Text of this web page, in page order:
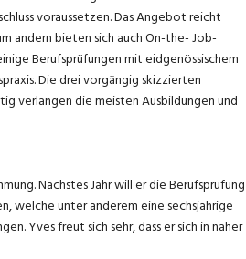
voraussetzen. Das Angebot reicht
andern bieten sich auch On-the- Job-
Berufsprüfungen mit eidgenössischem
Die drei vorgängig skizzierten
verlangen die meisten Ausbildungen und
Nächstes Jahr will er die Berufsprüfung
welche unter anderem eine sechsjährige
Yves freut sich sehr, dass er sich in naher